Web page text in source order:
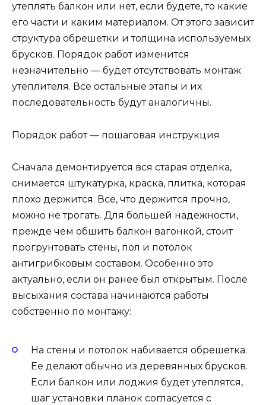
утеплять балкон или нет, если будете, то какие
его части и каким материалом. От этого зависит
структура обрешетки и толщина используемых
брусков. Порядок работ изменится
незначительно — будет отсутствовать монтаж
утеплителя. Все остальные этапы и их
последовательность будут аналогичны.
Порядок работ — пошаговая инструкция
Сначала демонтируется вся старая отделка,
снимается штукатурка, краска, плитка, которая
плохо держится. Все, что держится прочно,
можно не трогать. Для большей надежности,
прежде чем обшить балкон вагонкой, стоит
прогрунтовать стены, пол и потолок
антигрибковым составом. Особенно это
актуально, если он ранее был открытым. После
высыхания состава начинаются работы
собственно по монтажу:
На стены и потолок набивается обрешетка.
Ее делают обычно из деревянных брусков.
Если балкон или лоджия будет утеплятся,
шаг установки планок согласуется с